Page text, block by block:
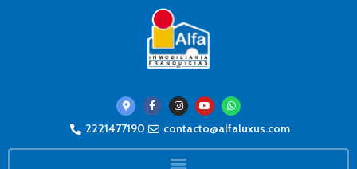
2221477190 contacto@alfaluxus.com